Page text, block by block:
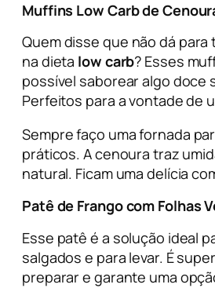
Muffins Low Carb de
Quem disse que não dá
na dieta low carb? Esses
possível saborear algo doce
Perfeitos para a vontade de
Sempre faço uma fornada
práticos. A cenoura traz
natural. Ficam uma delícia
Patê de Frango com Folhas
Esse patê é a solução ideal
salgados e para levar. É
preparar e garante uma